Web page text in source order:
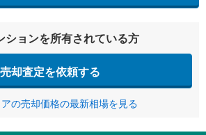
ションを所有されている方
売却査定を依頼する
の売却価格の最新相場を見る